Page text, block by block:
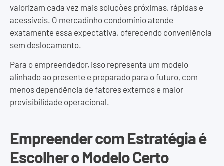
valorizam cada vez mais soluções próximas, rápidas e
acessíveis. O mercadinho condomínio atende
exatamente essa expectativa, oferecendo conveniência
sem deslocamento.
Para o empreendedor, isso representa um modelo
alinhado ao presente e preparado para o futuro, com
menos dependência de fatores externos e maior
previsibilidade operacional.
Empreender com Estratégia é
Escolher o Modelo Certo